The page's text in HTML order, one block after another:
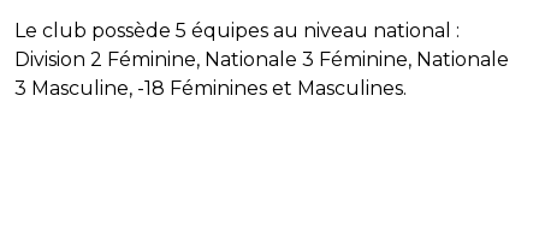
Le club possède 5 équipes au niveau national :
Division 2 Féminine, Nationale 3 Féminine, Nationale
3 Masculine, -18 Féminines et Masculines.